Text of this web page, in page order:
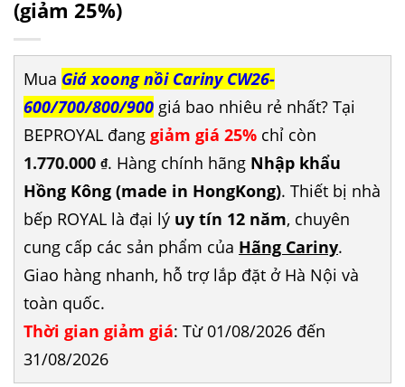
(giảm 25%)
Mua Giá xoong nồi Cariny CW26-
600/700/800/900 giá bao nhiêu rẻ nhất? Tại
BEPROYAL đang giảm giá 25% chỉ còn
1.770.000 ₫. Hàng chính hãng Nhập khẩu
Hồng Kông (made in HongKong). Thiết bị nhà
bếp ROYAL là đại lý uy tín 12 năm, chuyên
cung cấp các sản phẩm của Hãng Cariny.
Giao hàng nhanh, hỗ trợ lắp đặt ở Hà Nội và
toàn quốc.
Thời gian giảm giá: Từ 01/08/2026 đến
31/08/2026